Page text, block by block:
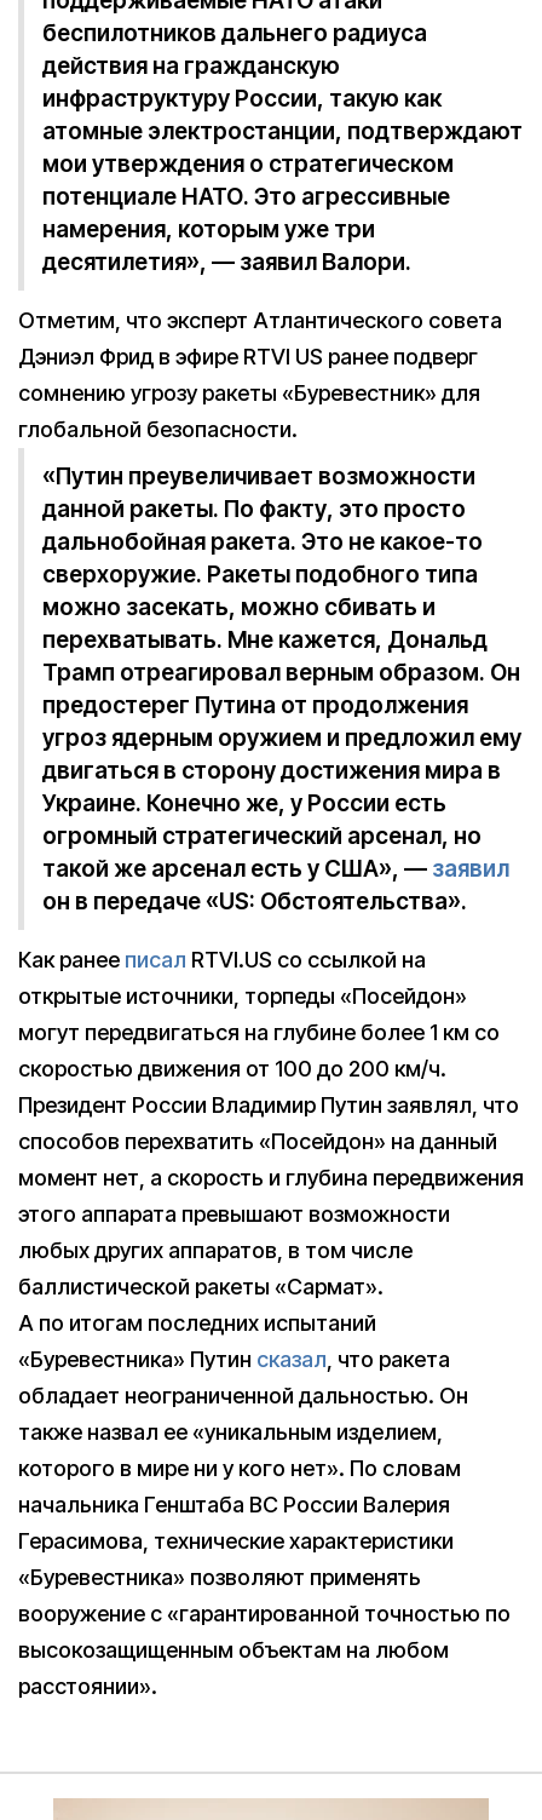
беспилотников дальнего радиуса
действия на гражданскую
инфраструктуру России, такую как
атомные электростанции, подтверждают
мои утверждения о стратегическом
потенциале НАТО. Это агрессивные
намерения, которым уже три
десятилетия», — заявил Валори.
Отметим, что эксперт Атлантического совета
Дэниэл Фрид в эфире RTVI US ранее подверг
сомнению угрозу ракеты «Буревестник» для
глобальной безопасности.
«Путин преувеличивает возможности
данной ракеты. По факту, это просто
дальнобойная ракета. Это не какое-то
сверхоружие. Ракеты подобного типа
можно засекать, можно сбивать и
перехватывать. Мне кажется, Дональд
Трамп отреагировал верным образом. Он
предостерег Путина от продолжения
угроз ядерным оружием и предложил ему
двигаться в сторону достижения мира в
Украине. Конечно же, у России есть
огромный стратегический арсенал, но
такой же арсенал есть у США», — заявил
он в передаче «US: Обстоятельства».
Как ранее писал RTVI.US со ссылкой на
открытые источники, торпеды «Посейдон»
могут передвигаться на глубине более 1 км со
скоростью движения от 100 до 200 км/ч.
Президент России Владимир Путин заявлял, что
способов перехватить «Посейдон» на данный
момент нет, а скорость и глубина передвижения
этого аппарата превышают возможности
любых других аппаратов, в том числе
баллистической ракеты «Сармат».
А по итогам последних испытаний
«Буревестника» Путин сказал, что ракета
обладает неограниченной дальностью. Он
также назвал ее «уникальным изделием,
которого в мире ни у кого нет». По словам
начальника Генштаба ВС России Валерия
Герасимова, технические характеристики
«Буревестника» позволяют применять
вооружение с «гарантированной точностью по
высокозащищенным объектам на любом
расстоянии».